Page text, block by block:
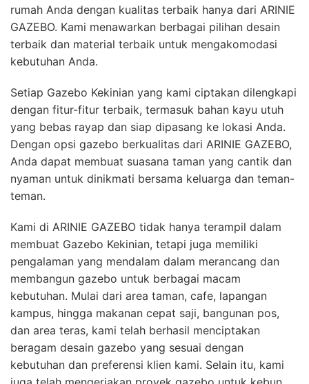
rumah Anda dengan kualitas terbaik hanya dari ARINIE
GAZEBO. Kami menawarkan berbagai pilihan desain
terbaik dan material terbaik untuk mengakomodasi
kebutuhan Anda.
Setiap Gazebo Kekinian yang kami ciptakan dilengkapi
dengan fitur-fitur terbaik, termasuk bahan kayu utuh
yang bebas rayap dan siap dipasang ke lokasi Anda.
Dengan opsi gazebo berkualitas dari ARINIE GAZEBO,
Anda dapat membuat suasana taman yang cantik dan
nyaman untuk dinikmati bersama keluarga dan teman-
teman.
Kami di ARINIE GAZEBO tidak hanya terampil dalam
membuat Gazebo Kekinian, tetapi juga memiliki
pengalaman yang mendalam dalam merancang dan
membangun gazebo untuk berbagai macam
kebutuhan. Mulai dari area taman, cafe, lapangan
kampus, hingga makanan cepat saji, bangunan pos,
dan area teras, kami telah berhasil menciptakan
beragam desain gazebo yang sesuai dengan
kebutuhan dan preferensi klien kami. Selain itu, kami